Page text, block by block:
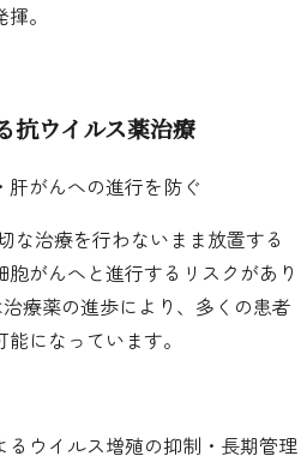
。
抗ウイルス薬治療
肝がんへの進行を防ぐ
な治療を行わないまま放置する
がんへと進行するリスクがあり
療薬の進歩により、多くの患者
になっています。
ウイルス増殖の抑制・長期管理